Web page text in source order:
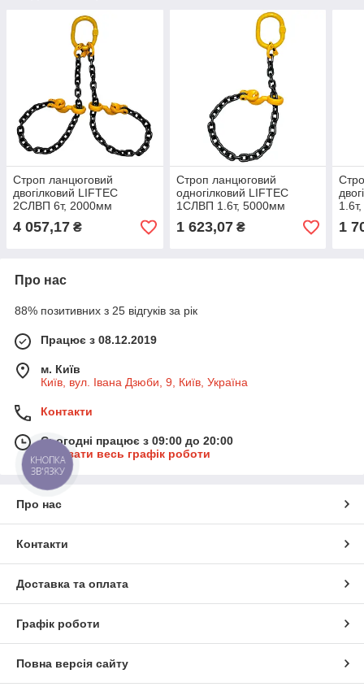
Строп ланцюговий
двогілковий LIFTEC
2СЛВП 6т, 2000мм
4 057,17 ₴
Строп ланцюговий
одногілковий LIFTEC
1СЛВП 1.6т, 5000мм
1 623,07₴ 1
Про нас
88% позитивних з 25 відгуків за рік
Працює з 08.12.2019
м. Київ
Київ, вул. Івана Дзюби, 9, Київ, Україна
Контакти
Сьогодні працює з 09:00 до 20:00
Показати весь графік роботи
Про нас
Контакти
Доставка та оплата
Графік роботи
Повна версія сайту
КНОПКА
ЗВ'ЯЗКУ